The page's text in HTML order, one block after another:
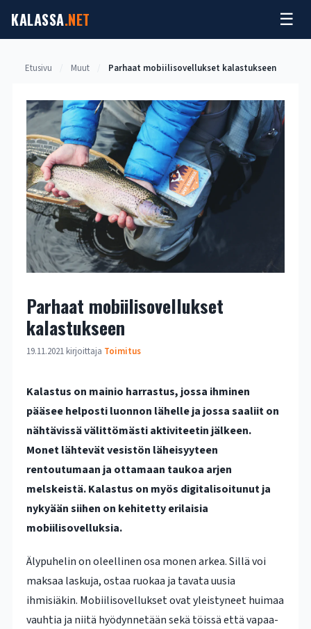
sisältöön
KALASSA.NET ☰
Etusivu Muut Parhaat mobiilisovellukset kalastukseen
Parhaat mobiilisovellukset
kalastukseen
19.11.2021 kirjoittaja Toimitus
Kalastus on mainio harrastus, jossa ihminen
pääsee helposti luonnon lähelle ja jossa saaliit on
nähtävissä välittömästi aktiviteetin jälkeen.
Monet lähtevät vesistön läheisyyteen
rentoutumaan ja ottamaan taukoa arjen
melskeistä. Kalastus on myös digitalisoitunut ja
nykyään siihen on kehitetty erilaisia
mobiilisovelluksia.
Älypuhelin on oleellinen osa monen arkea. Sillä voi
maksaa laskuja, ostaa ruokaa ja tavata uusia
ihmisiäkin. Mobiilisovellukset ovat yleistyneet huimaa
vauhtia ja niitä hyödynnetään sekä töissä että vapaa-